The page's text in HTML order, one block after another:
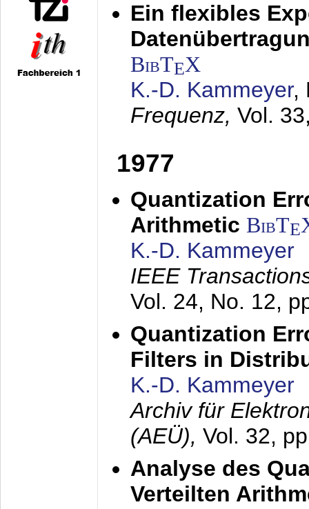
Ein flexibles
BibTEX
K.-D. Kammeyer,
Frequenz, Vol.
1977
Quantization
Arithmetic BibTE
K.-D. Kammeyer
IEEE
Vol. 24, No. 12,
Quantization
Filters in
K.-D. Kammeyer
Archiv für
(AEÜ), Vol. 32,
Analyse des
Verteilten